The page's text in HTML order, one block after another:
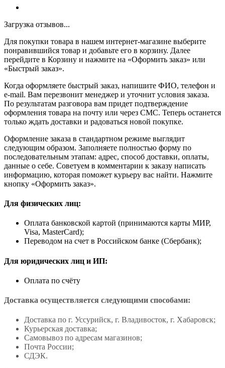
Загрузка отзывов...
Для покупки товара в нашем интернет-магазине выберите
понравившийся товар и добавьте его в корзину. Далее
перейдите в Корзину и нажмите на «Оформить заказ» или
«Быстрый заказ».
Когда оформляете быстрый заказ, напишите ФИО, телефон и
e-mail. Вам перезвонит менеджер и уточнит условия заказа.
По результатам разговора вам придет подтверждение
оформления товара на почту или через СМС. Теперь останется
только ждать доставки и радоваться новой покупке.
Оформление заказа в стандартном режиме выглядит
следующим образом. Заполняете полностью форму по
последовательным этапам: адрес, способ доставки, оплаты,
данные о себе. Советуем в комментарии к заказу написать
информацию, которая поможет курьеру вас найти. Нажмите
кнопку «Оформить заказ».
Для физических лиц:
Оплата банковской картой (принимаются карты МИР,
Visa, MasterCard);
Переводом на счет в Российском банке (Сбербанк);
Для юридических лиц и ИП:
Оплата по счёту
Доставка осуществляется следующими способами:
Доставка по г. Уссурийск, г. Владивосток, г. Хабаровск;
Курьерская доставка;
Самовывоз по адресам магазинов;
Почта России;
СДЭК.